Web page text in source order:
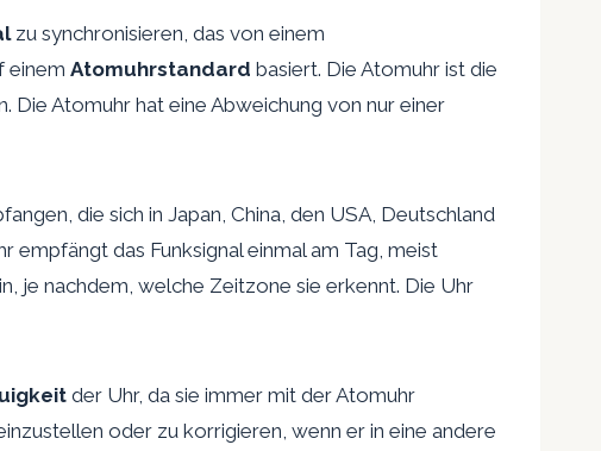
zu synchronisieren, das von einem
einem Atomuhrstandard basiert. Die Atomuhr ist die
Die Atomuhr hat eine Abweichung von nur einer
die sich in Japan, China, den USA, Deutschland
das Funksignal einmal am Tag, meist
je nachdem, welche Zeitzone sie erkennt. Die Uhr
der Uhr, da sie immer mit der Atomuhr
oder zu korrigieren, wenn er in eine andere